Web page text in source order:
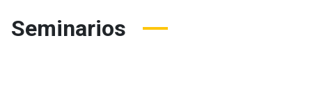
Seminarios